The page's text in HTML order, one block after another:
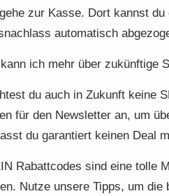
zur Kasse. Dort kannst
automatisch
ich mehr über zukünftige
du auch in Zukunft keine
für den Newsletter an, um
du garantiert keinen Deal
Rabattcodes sind eine tolle
Nutze unsere Tipps, um